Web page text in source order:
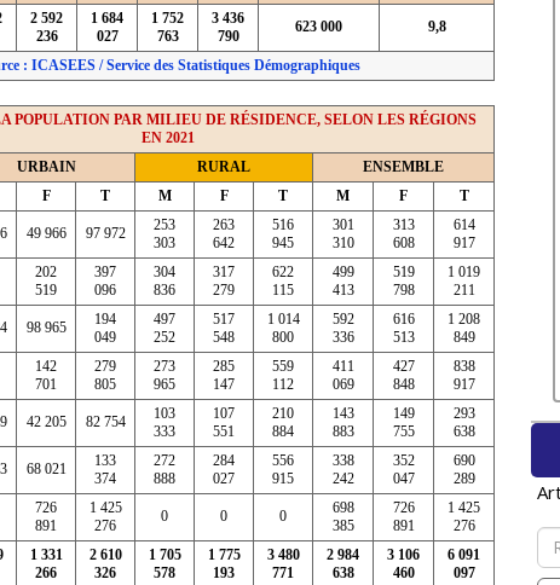
2 592
236
1 684
027
1 752
763
3 436
790
623 000 9,8
: ICASEES / Service des Statistiques Démographiques
POPULATION PAR MILIEU DE RÉSIDENCE, SELON LES RÉGIONS
EN 2021
URBAIN RURAL
ENSEMBLE
F T M F T M F T
49 966 97 972
253
303
263
642
516
945
301
310
313
608
614
917
202
519
397
096
304
836
317
279
622
115
499
413
519
798
1 019
211
98 965
194
049
497
252
517
548
1 014
800
592
336
616
513
1 208
849
142
701
279
805
273
965
285
147
559
112
411
069
427
848
838
917
42 205 82 754
103
333
107
551
210
884
143
883
149
755
293
638
68 021
133
374
272
888
284
027
556
915
338
242
352
047
690
289
726
891
1 425
276
0 0 0
698
385
726
891
1 425
276
1 331
266
2 610
326
1 705
578
1 775
193
3 480
771
2 984
638
3 106
460
6 091
097